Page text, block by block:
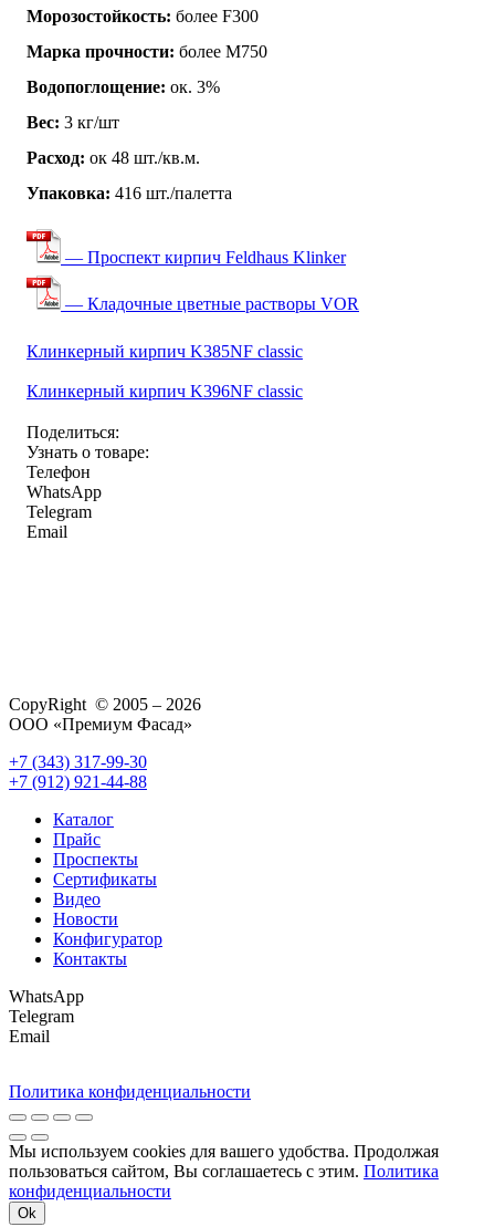
Морозостойкость: более F300
Марка прочности: более М750
Водопоглощение: ок. 3%
Вес: 3 кг/шт
Расход: ок 48 шт./кв.м.
Упаковка: 416 шт./палетта
— Проспект кирпич Feldhaus Klinker
— Кладочные цветные растворы VOR
Клинкерный кирпич K385NF classic
Клинкерный кирпич K396NF classic
Поделиться:
Узнать о товаре:
Телефон
WhatsApp
Telegram
Email
CopyRight © 2005 – 2026
ООО «Премиум Фасад»
+7 (343) 317-99-30
+7 (912) 921-44-88
Каталог
Прайс
Проспекты
Сертификаты
Видео
Новости
Конфигуратор
Контакты
WhatsApp
Telegram
Email
Политика конфиденциальности
Мы используем cookies для вашего удобства. Продолжая
пользоваться сайтом, Вы соглашаетесь с этим. Политика
конфиденциальности
Ok